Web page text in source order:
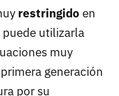
restringido en
puede utilizarla
muy
generación
por su